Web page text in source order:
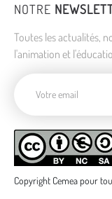
NOTRE
Toutes les actualités,
l'animation et
Copyright Cemea pour